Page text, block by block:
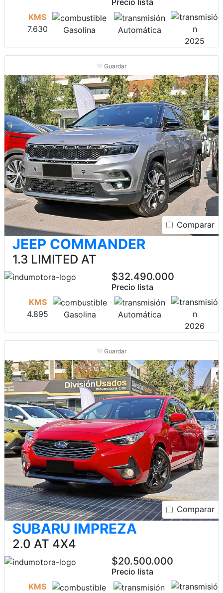
Precio lista
KMS
7.630
Gasolina
Automática
2025
Guardar
Comparar
JEEP COMMANDER
1.3 LIMITED AT
$32.490.000
Precio lista
KMS
4.895
Gasolina
Automática
2026
Guardar
Comparar
SUBARU IMPREZA
2.0 AT 4X4
$20.500.000
Precio lista
KMS